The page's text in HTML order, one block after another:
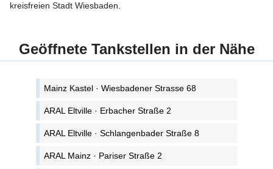
kreisfreien Stadt Wiesbaden.
Geöffnete Tankstellen in der Nähe
Mainz Kastel · Wiesbadener Strasse 68
ARAL Eltville · Erbacher Straße 2
ARAL Eltville · Schlangenbader Straße 8
ARAL Mainz · Pariser Straße 2